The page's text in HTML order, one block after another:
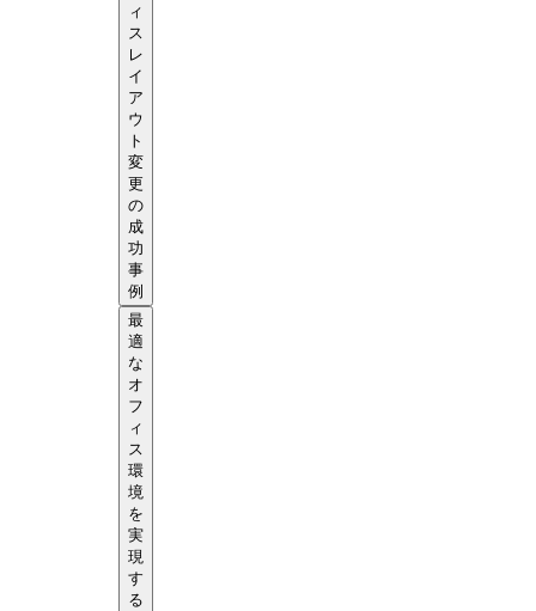
ィ
ス
レ
イ
ア
ウ
ト
変
更
の
成
功
事
例
最
適
な
オ
フ
ィ
ス
環
境
を
実
現
す
る